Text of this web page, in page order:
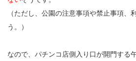
（ただし、公園の注意事項や禁止事項、
う。）
なので、パチンコ店側入り口が開門する